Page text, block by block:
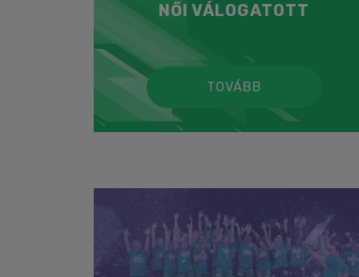
NŐI VÁLOGATOTT
TOVÁBB